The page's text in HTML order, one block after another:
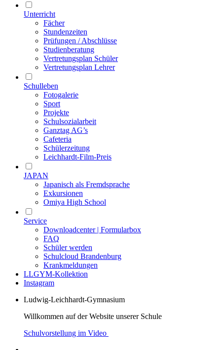
Unterricht
Fächer
Stundenzeiten
Prüfungen / Abschlüsse
Studienberatung
Vertretungsplan Schüler
Vertretungsplan Lehrer
Schulleben
Fotogalerie
Sport
Projekte
Schulsozialarbeit
Ganztag AG’s
Cafeteria
Schülerzeitung
Leichhardt-Film-Preis
JAPAN
Japanisch als Fremdsprache
Exkursionen
Omiya High School
Service
Downloadcenter | Formularbox
FAQ
Schüler werden
Schulcloud Brandenburg
Krankmeldungen
LLGYM-Kollektion
Instagram
Ludwig-Leichhardt-Gymnasium
Willkommen auf der Website unserer Schule
Schulvorstellung im Video